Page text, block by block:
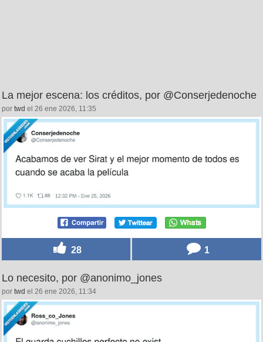
La mejor escena: los créditos, por @Conserjedenoche
por twd el 26 ene 2026, 11:35
28 1
Lo necesito, por @anonimo_jones
por twd el 26 ene 2026, 11:34